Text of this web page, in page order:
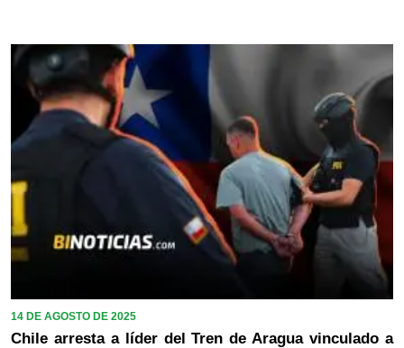
14 DE AGOSTO DE 2025
Chile arresta a líder del Tren de Aragua vinculado a